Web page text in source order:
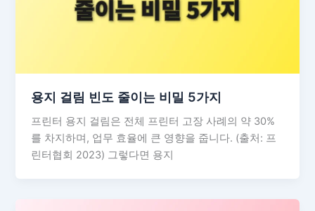
용지 걸림 빈도 줄이는 비밀 5가지
프린터 용지 걸림은 전체 프린터 고장 사례의 약 30%
를 차지하며, 업무 효율에 큰 영향을 줍니다. (출처: 프
린터협회 2023) 그렇다면 용지